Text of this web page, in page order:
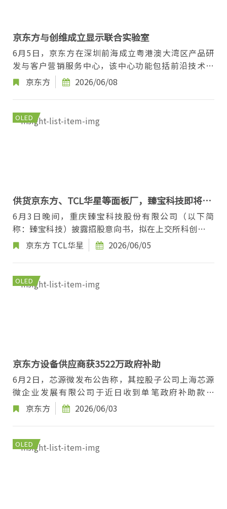
京东方与创维成立显示联合实验室
6月5日，京东方在深圳前海成立粤港澳大湾区产品研
发与客户营销服务中心，该中心功能包括前沿技术研
京东方 2026/06/08
OLED
供货京东方、TCL华星等面板厂，臻宝科技即将登
陆科创板
6月3日晚间，重庆臻宝科技股份有限公司（以下简
称：臻宝科技）披露招股意向书，拟在上交所科创板首
次公开发行3882.26万股A股，计划募集资金11.98亿...
京东方 TCL华星 2026/06/05
OLED
京东方设备供应商获3522万政府补助
6月2日，芯源微发布公告称，其控股子公司上海芯源
微企业发展有限公司于近日收到单笔政府补助款项
京东方 2026/06/03
OLED